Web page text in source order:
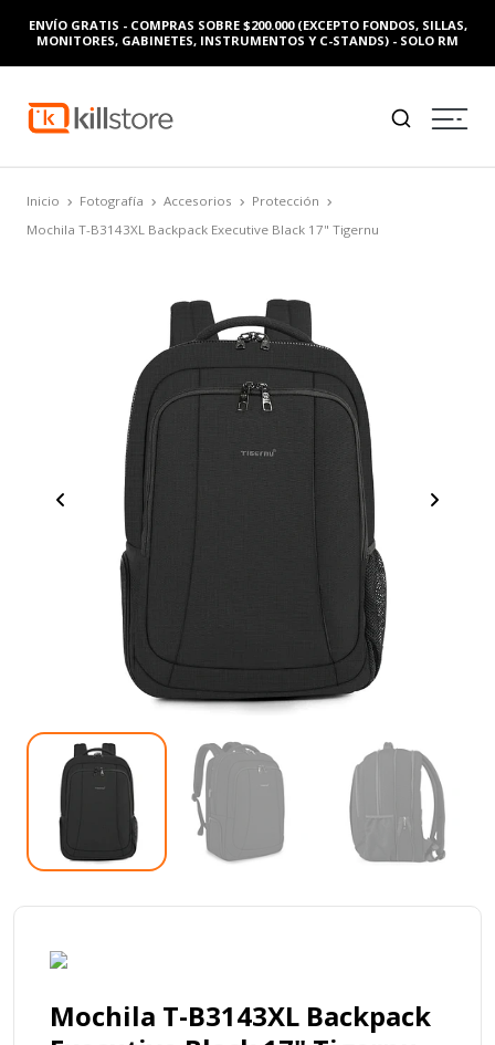
ENVÍO GRATIS - COMPRAS SOBRE $200.000 (EXCEPTO FONDOS, SILLAS,
MONITORES, GABINETES, INSTRUMENTOS Y C-STANDS) - SOLO RM
Inicio Fotografía Accesorios
Protección
Mochila T-B3143XL Backpack Executive Black 17" Tigernu
Mochila T-B3143XL Backpack